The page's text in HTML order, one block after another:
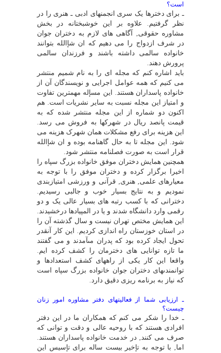
است؟
ـ براى دخترها یک سرى انجمنهاى ادبى ـ هنرى را در
نظر گرفتیم. علاوه بر این خوشبختانه در بخش
مشاوره حقوقى, آگاهى هاى لازم به دختران جوان
در شرف ازدواج را مى دهیم که ان شإالله بتوانند
خانواده سالمى داشته باشند و فرزندان سالمى
پرورش دهند.
باید اشاره کنم که مجله اى را به نام شمیم منتشر
مى کنیم که همه عوامل اجرایى و نویسندگان آن از
خانواده پاسداران هستند. این مسإله مهمترین تفاوت
و امتیاز این مجله نسبت به سایر نشریات است. هم
اکنون دو شماره از این مجله منتشر شده که به
قیمت پانصد ریال در شهرکها به فروش مى رسد.
این هزینه براى رفع مشکلات همان شهرک هزینه مى
شود. این مجله تا به حال گاهنامه بوده و ان شإالله
قرار است به صورت فصلنامه منتشر شود.
همچنین همایش دختران موفق خانواده بزرگ سپاه را
اخیرا برگزار کرده و دختران موفق را با توجه به
معیارهاى علمى, هنرى, قرآنى و ورزشى امتیازبندى
نمودیم و به نتایج بسیار خوب و جالبى رسیدیم.
دخترانى که با کسب رتبه هاى بسیار عالى یک و دو
رقمى وارد دانشگاه شدند و یا در المپیادها درخشیدند.
این همایش مختص تهران نیست و سال گذشته آن را
در استان خوزستان راه اندازى کردیم. این کار آنقدر
تحول ایجاد کرده بود که پدران مىآمدند و مى گفتند
ما تازه توانایى هاى دخترمان را کشف کرده ایم.
واقعا این کار یکى از راههاى کشف استعدادها و
توانمندىهاى دختران جوان خانواده بزرگ سپاه است
که نیاز به برنامه ریزى دقیق دارد.
ـ ارزیابى شما از فعالیتهاى دفتر مشاوره امور زنان
چیست؟
ـ خدا را شکر مى کنم که همکاران ما در این دفتر
افرادى هستند که با روحیه عالى و دقت و توانى که
صرف مى کنند, در خدمت خانواده پاسداران هستند.
اما, با توجه به تإخیر بیست ساله براى تإسیس این